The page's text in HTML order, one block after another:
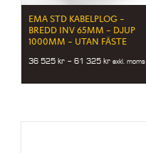
EMA STD KABELPLOG –
BREDD INV 65MM – DJUP
1000MM – UTAN FÄSTE
36 525kr – 61 325krPrice
36
61
exkl. moms